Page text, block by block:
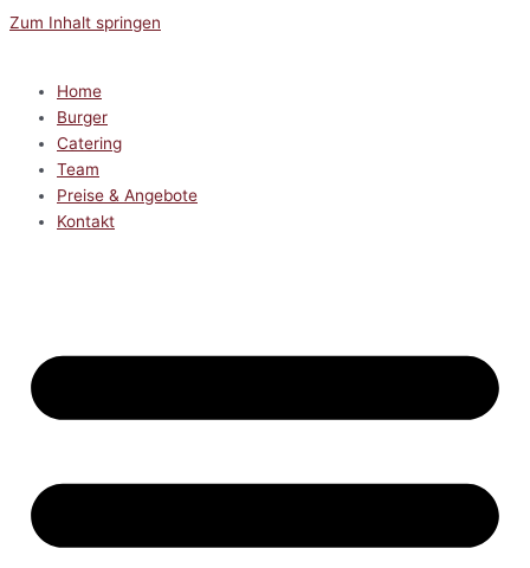
Zum Inhalt springen
Home
Burger
Catering
Team
Preise & Angebote
Kontakt